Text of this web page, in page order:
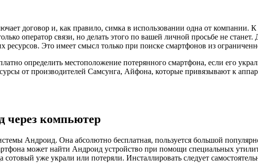
договор и, как правило, симка в использовании одна от компании.
оператор связи, но делать этого по вашей личной просьбе не
ресурсов. Это имеет смысл только при поиске смартфонов из
определить местоположение потерянного смартфона, если его
от производителей Самсунга, Айфона, которые привязывают к
через компьютер
Андроид. Она абсолютно бесплатная, пользуется большой
может найти Андроид устройство при помощи специальных
уже украли или потеряли. Инсталлировать следует